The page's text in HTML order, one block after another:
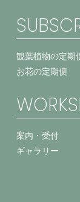
観葉植物の定期
お花の定期便
案内・受付
ギャラリー